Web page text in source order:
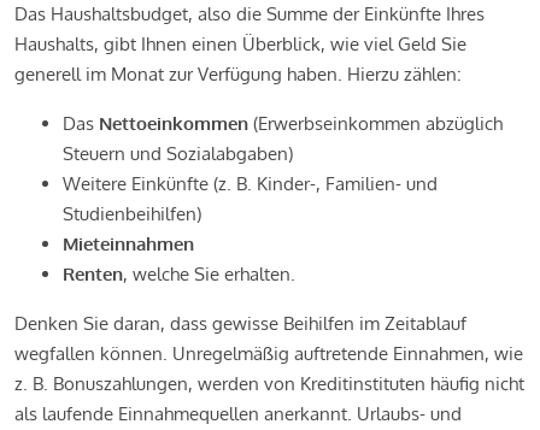
Das Haushaltsbudget, also die Summe der Einkünfte Ihres
Haushalts, gibt Ihnen einen Überblick, wie viel Geld Sie
generell im Monat zur Verfügung haben. Hierzu zählen:
Das Nettoeinkommen (Erwerbseinkommen abzüglich
Steuern und Sozialabgaben)
Weitere Einkünfte (z. B. Kinder-, Familien- und
Studienbeihilfen)
Mieteinnahmen
Renten, welche Sie erhalten.
Denken Sie daran, dass gewisse Beihilfen im Zeitablauf
wegfallen können. Unregelmäßig auftretende Einnahmen, wie
z. B. Bonuszahlungen, werden von Kreditinstituten häufig nicht
als laufende Einnahmequellen anerkannt. Urlaubs- und